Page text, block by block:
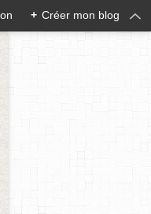
+ Créer mon blog